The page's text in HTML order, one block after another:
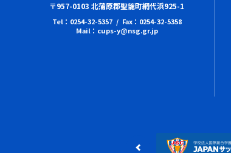
〒957-0103 北蒲原郡聖籠町網代浜925-1
Tel：0254-32-5357 / Fax：0254-32-5358
Mail：cups-y@nsg.gr.jp